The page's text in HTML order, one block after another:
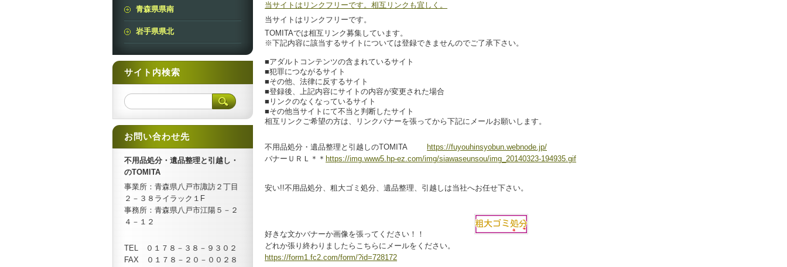
当サイトはリンクフリーです。相互リンクも宜しく。
当サイトはリンクフリーです。
TOMITAでは相互リンク募集しています。
※下記内容に該当するサイトについては登録できませんのでご了承下さい。
■アダルトコンテンツの含まれているサイト
■犯罪につながるサイト
■その他、法律に反するサイト
■登録後、上記内容にサイトの内容が変更された場合
■リンクのなくなっているサイト
■その他当サイトにて不当と判断したサイト
相互リンクご希望の方は、リンクバナーを張ってから下記にメールお願いします。
不用品処分・遺品整理と引越しのTOMITA
https://fuyouhinsyobun.webnode.jp/
バナーＵＲＬ＊＊ https://img.www5.hp-ez.com/img/siawaseunsou/img_20140323-194935.gif
安い!!不用品処分、粗大ゴミ処分、遺品整理、引越しは当社へお任せ下さい。
好きな文かバナーか画像を張ってください！！
どれか張り終わりましたらこちらにメールをください。
https://form1.fc2.com/form/?id=728172
青森県県南
岩手県県北
サイト内検索
お問い合わせ先
不用品処分・遺品整理と引越し・
のTOMITA
事業所：青森県八戸市諏訪２丁目
２－３８ライラック１F
事務所：青森県八戸市江陽５－２
４－１２
TEL ０１７８－３８－９３０２
FAX ０１７８－２０－００２８